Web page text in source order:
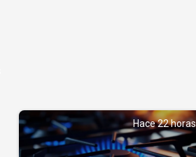
Hace 22 horas